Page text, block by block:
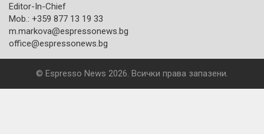
Editor-In-Chief
Mob.: +359 877 13 19 33
m.markova@espressonews.bg
office@espressonews.bg
© Espresso News 2026. Всички права запазени.